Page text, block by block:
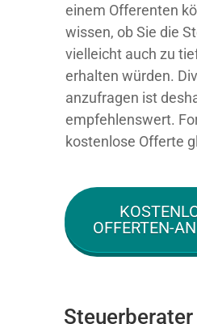
einem Offerenten
wissen, ob Sie die
vielleicht auch zu
erhalten würden.
anzufragen ist
empfehlenswert.
kostenlose Offerte
OFFERTEN-
Steuerberater